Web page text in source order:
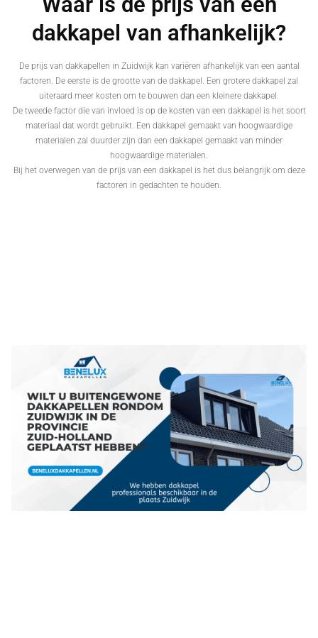
dakkapel van afhankelijk?
De prijs van dakkapellen in Zuidwijk kan variëren afhankelijk van een aantal
factoren. De eerste is de grootte van de dakkapel. Een grotere dakkapel zal
uiteraard meer kosten om te bouwen dan een kleinere dakkapel.
De tweede factor die van invloed is op de kosten van een dakkapel is het soort
materiaal dat wordt gebruikt. Een dakkapel gemaakt van hoogwaardige
materialen zal duurder zijn dan een dakkapel gemaakt van minder
hoogwaardige materialen.
Bij het overwegen van de prijs van een dakkapel is het dus belangrijk om deze
factoren in gedachten te houden.